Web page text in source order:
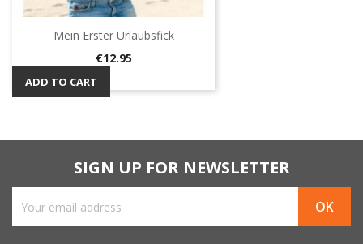
Mein Erster Urlaubsfick
Price
€12.95
ADD TO CART
SIGN UP FOR NEWSLETTER